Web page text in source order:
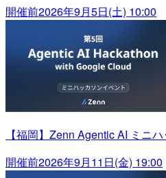
開催前2026年9月5日(土) 10:00
【福岡】Zenn Agentic AI ミニ
開催前2026年9月11日(金) 19:00